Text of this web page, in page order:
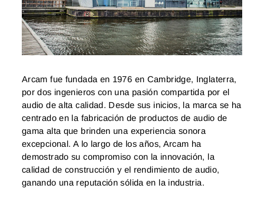
Arcam fue fundada en 1976 en Cambridge, Inglaterra,
por dos ingenieros con una pasión compartida por el
audio de alta calidad. Desde sus inicios, la marca se ha
centrado en la fabricación de productos de audio de
gama alta que brinden una experiencia sonora
excepcional. A lo largo de los años, Arcam ha
demostrado su compromiso con la innovación, la
calidad de construcción y el rendimiento de audio,
ganando una reputación sólida en la industria.